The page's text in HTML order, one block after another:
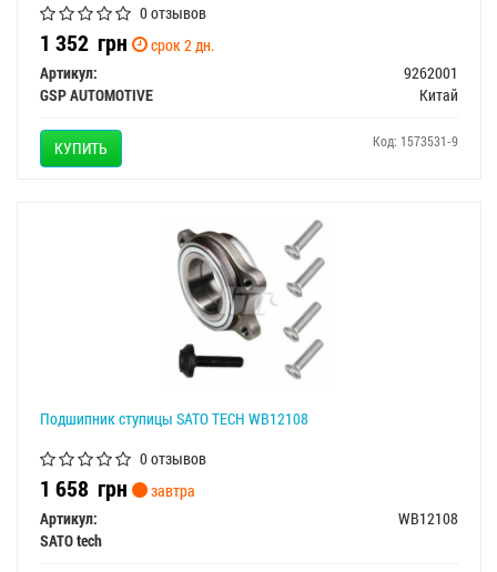
0 отзывов
1 352 грн
срок 2 дн.
Артикул:
9262001
GSP AUTOMOTIVE
Китай
КУПИТЬ Код: 1573531-9
Подшипник ступицы SATO TECH WB12108
0 отзывов
1 658 грн
завтра
Артикул:
WB12108
SATO tech